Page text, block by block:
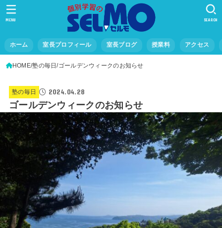
ホーム 室長プロフィール 室長ブログ 授業料 アクセス
SEARCH
MENU
HOME 塾の毎日 ゴールデンウィークのお知らせ
塾の毎日 2024.04.28
ゴールデンウィークのお知らせ